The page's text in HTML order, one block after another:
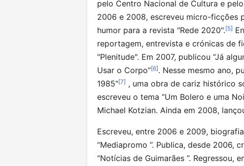
pelo Centro Nacional de Cultura e
2006 e 2008, escreveu micro-ficções
humor para a revista "Rede 2020".[5]
reportagem, entrevista e crónicas de
"Plenitude". Em 2007, publicou “Já
Usar o Corpo”[6]. Nesse mesmo ano,
1985"[7] , uma obra de cariz histórico
escreveu o tema “Um Bolero e uma
Michael Kotzian. Ainda em 2008,
Escreveu, entre 2006 e 2009,
“Mediapromo ”. Publica, desde 2006,
“Notícias de Guimarães ”. Regressou,